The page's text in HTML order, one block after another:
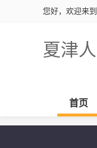
您好，欢迎来到
夏津
首页